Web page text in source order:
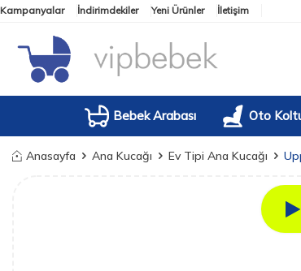
Kampanyalar İndirimdekiler Yeni Ürünler İletişim
Bebek Arabası Oto
Anasayfa Ana Kucağı Ev Tipi Ana Kucağı